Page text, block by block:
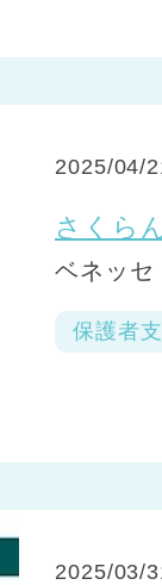
2025/04/
さくら
ベネッセ
保護者
2025/03/